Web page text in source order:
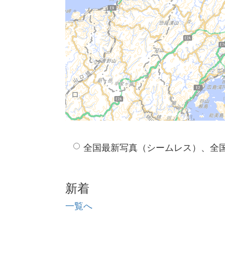
全国最新写真（シームレス）、全
新着
一覧へ